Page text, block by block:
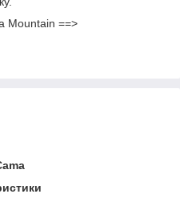
Mountain ==>